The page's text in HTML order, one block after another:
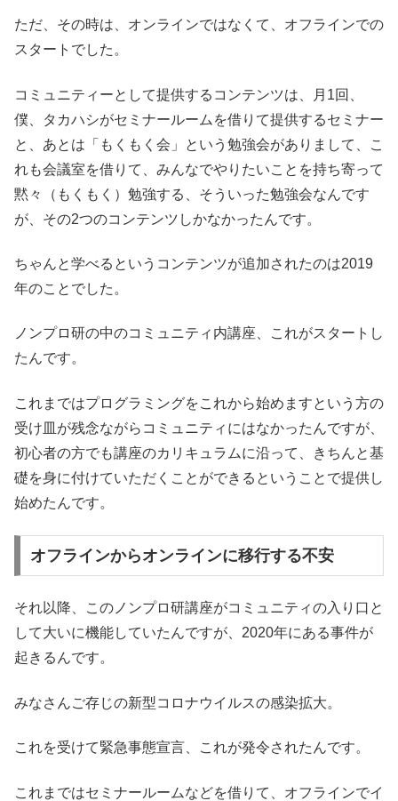
ただ、その時は、オンラインではなくて、オフラインでの
スタートでした。
コミュニティーとして提供するコンテンツは、月1回、
僕、タカハシがセミナールームを借りて提供するセミナー
と、あとは「もくもく会」という勉強会がありまして、こ
れも会議室を借りて、みんなでやりたいことを持ち寄って
黙々（もくもく）勉強する、そういった勉強会なんです
が、その2つのコンテンツしかなかったんです。
ちゃんと学べるというコンテンツが追加されたのは2019
年のことでした。
ノンプロ研の中のコミュニティ内講座、これがスタートし
たんです。
これまではプログラミングをこれから始めますという方の
受け皿が残念ながらコミュニティにはなかったんですが、
初心者の方でも講座のカリキュラムに沿って、きちんと基
礎を身に付けていただくことができるということで提供し
始めたんです。
オフラインからオンラインに移行する不安
それ以降、このノンプロ研講座がコミュニティの入り口と
して大いに機能していたんですが、2020年にある事件が
起きるんです。
みなさんご存じの新型コロナウイルスの感染拡大。
これを受けて緊急事態宣言、これが発令されたんです。
これまではセミナールームなどを借りて、オフラインでイ